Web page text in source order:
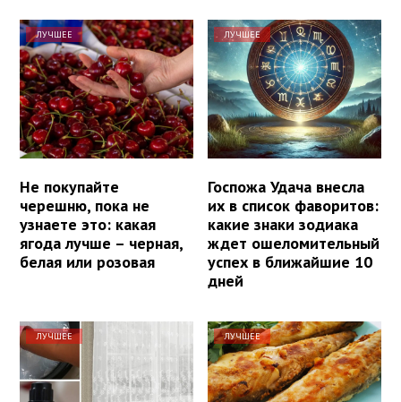
ЛУЧШЕЕ
Не покупайте
черешню, пока не
узнаете это: какая
ягода лучше – черная,
белая или розовая
ЛУЧШЕЕ
Госпожа Удача внесла
их в список фаворитов:
какие знаки зодиака
ждет ошеломительный
успех в ближайшие 10
дней
ЛУЧШЕЕ ЛУЧШЕЕ